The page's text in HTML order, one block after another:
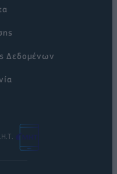
Δεδομένων